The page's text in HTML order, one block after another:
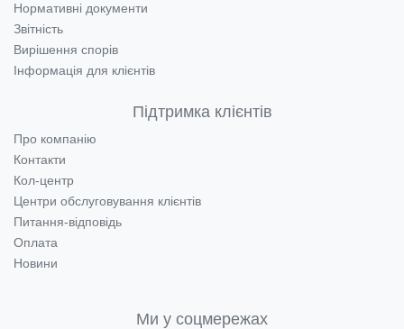
Нормативні документи
Звітність
Вирішення спорів
Інформація для клієнтів
Підтримка клієнтів
Про компанію
Контакти
Кол-центр
Центри обслуговування клієнтів
Питання-відповідь
Оплата
Новини
Ми у соцмережах